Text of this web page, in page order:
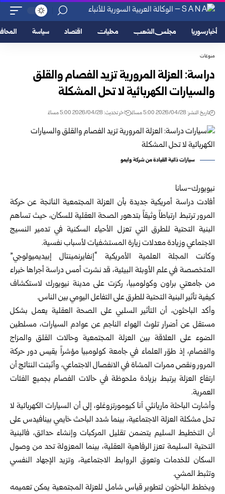
أخبار سوريا مجلس الشعب محليات اقتصاد سياسة
منوعات
دراسة: العزلة المرورية تزيد الفصام والقلق
والسيارات الكهربائية لا تحل المشكلة
تاريخ النشر: 2026/04/28 5:00 مساءً اخر تحديث: 2026/04/28 5:00 مساءً
سيارات ذاتية القيادة من شركة وايمو
نيويورك-سانا
أفادت دراسة أمريكية جديدة بأن العزلة المجتمعية الناتجة عن حركة
المرور ترتبط ارتباطاً وثيقاً بتدهور الصحة العقلية للسكان، حيث تساهم
البنية التحتية للطرق التي تعزل الأحياء السكنية في تدمير النسيج
الاجتماعي وزيادة معدلات زيارة المستشفيات لأسباب نفسية.
وكانت المجلة العلمية الأمريكية “إنفايرنمينتال إبيديميولوجي”
المتخصصة في علم الأوبئة البيئية، قد نشرت أمس دراسة أجراها خبراء
من جامعتي براون وكولومبيا، ركزت على مدينة نيويورك لاستكشاف
كيفية تأثير البنية التحتية للطرق على التفاعل اليومي بين الناس.
وأكد الباحثون، أن التأثير السلبي على الصحة العقلية يعمل بشكل
مستقل عن أضرار تلوث الهواء الناجم عن عوادم السيارات، مسلطين
الضوء على العلاقة بين العزلة المجتمعية وحالات القلق والمزاج
والفصام، إذ طوّر العلماء في جامعة كولومبيا مؤشراً يقيس دور حركة
المرور ونقص ممرات المشاة في الانفصال الاجتماعي، وأثبتت النتائج أن
ارتفاع العزلة يرتبط بزيادة ملحوظة في حالات الفصام بجميع الفئات
العمرية.
وأشارت الباحثة ماريانثي آنا كيومورتزوغلو، إلى أن السيارات الكهربائية لا
تحل مشكلة العزلة الاجتماعية، بينما شدد الباحث خايمي بينافيدس على
أن التخطيط السليم يتضمن تقليل المركبات وإنشاء حدائق، فالبنية
التحتية السليمة تعزز الرفاهية العقلية، بينما المعزولة تحد من وصول
السكان للخدمات وتعوق الروابط الاجتماعية، وتزيد الإجهاد النفسي
وتثبط المشي.
ويخطط الباحثون لتطوير قياس شامل للعزلة المجتمعية يمكن تعميمه